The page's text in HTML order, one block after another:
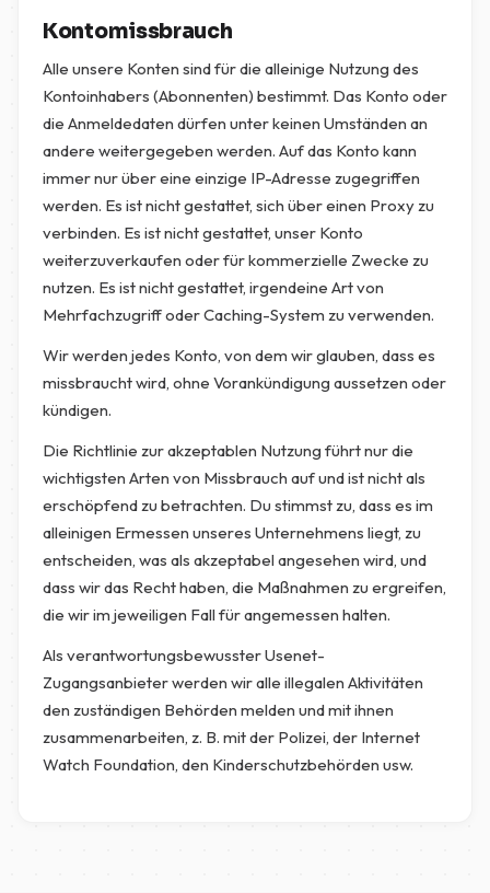
Kontomissbrauch
Alle unsere Konten sind für die alleinige Nutzung des
Kontoinhabers (Abonnenten) bestimmt. Das Konto oder
die Anmeldedaten dürfen unter keinen Umständen an
andere weitergegeben werden. Auf das Konto kann
immer nur über eine einzige IP-Adresse zugegriffen
werden. Es ist nicht gestattet, sich über einen Proxy zu
verbinden. Es ist nicht gestattet, unser Konto
weiterzuverkaufen oder für kommerzielle Zwecke zu
nutzen. Es ist nicht gestattet, irgendeine Art von
Mehrfachzugriff oder Caching-System zu verwenden.
Wir werden jedes Konto, von dem wir glauben, dass es
missbraucht wird, ohne Vorankündigung aussetzen oder
kündigen.
Die Richtlinie zur akzeptablen Nutzung führt nur die
wichtigsten Arten von Missbrauch auf und ist nicht als
erschöpfend zu betrachten. Du stimmst zu, dass es im
alleinigen Ermessen unseres Unternehmens liegt, zu
entscheiden, was als akzeptabel angesehen wird, und
dass wir das Recht haben, die Maßnahmen zu ergreifen,
die wir im jeweiligen Fall für angemessen halten.
Als verantwortungsbewusster Usenet-
Zugangsanbieter werden wir alle illegalen Aktivitäten
den zuständigen Behörden melden und mit ihnen
zusammenarbeiten, z. B. mit der Polizei, der Internet
Watch Foundation, den Kinderschutzbehörden usw.